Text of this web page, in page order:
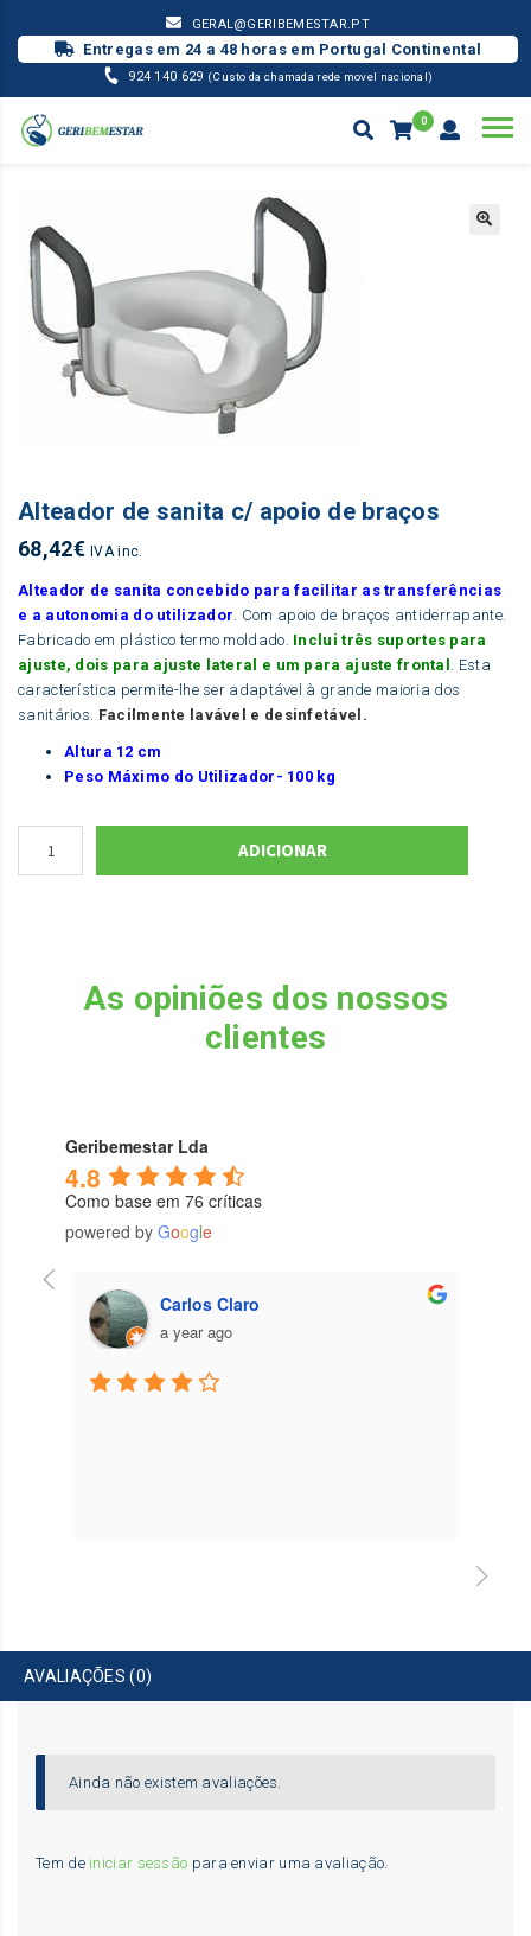
GERAL@GERIBEMESTAR.PT
Entregas em 24 a 48 horas em Portugal Continental
924 140 629 (Custo da chamada rede movel nacional)
0
GERIÁTRICO ALTEADOR DE SANITA C/ APOIO DE BRAÇOS
Alteador de sanita c/ apoio de braços
68,42€ IVA inc.
Alteador de sanita concebido para facilitar as transferências
e a autonomia do utilizador. Com apoio de braços antiderrapante.
Fabricado em plástico termo moldado. Inclui três suportes para
ajuste, dois para ajuste lateral e um para ajuste frontal . Esta
característica permite-lhe ser adaptável à grande maioria dos
sanitários. Facilmente lavável e desinfetável.
Altura 12 cm
Peso Máximo do Utilizador- 100 kg
ADICIONAR
As opiniões dos nossos
clientes
Geribemestar Lda
4.8
Como base em 76 críticas
powered by Google
Carlos Claro
a year ago
AVALIAÇÕES (0)
Ainda não existem avaliações.
Tem de iniciar sessão para enviar uma avaliação.